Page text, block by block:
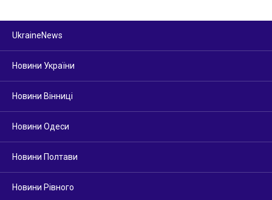
UkraineNews
Новини України
Новини Вінниці
Новини Одеси
Новини Полтави
Новини Рівного